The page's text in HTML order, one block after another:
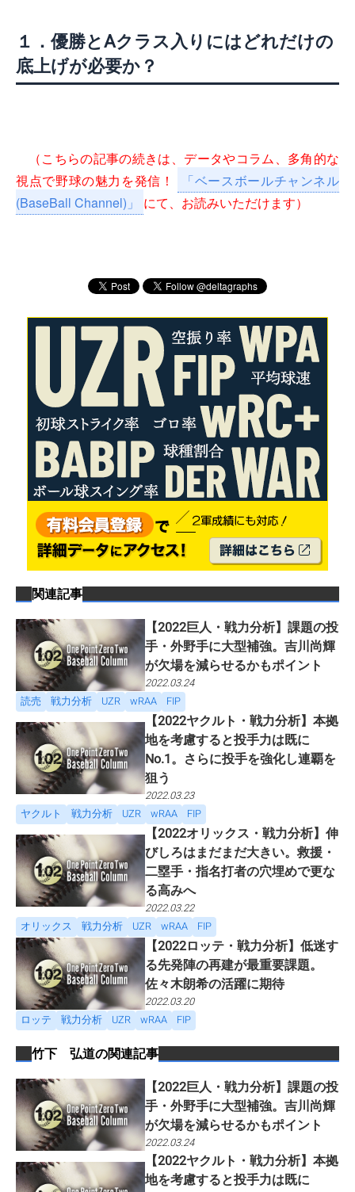
１．優勝とAクラス入りにはどれだけの
底上げが必要か？
（こちらの記事の続きは、データやコラム、多角的な
視点で野球の魅力を発信！
「ベースボールチャンネル
(BaseBall Channel)」
にて、お読みいただけます）
関連記事
【2022巨人・戦力分析】課題の投
手・外野手に大型補強。吉川尚輝
が欠場を減らせるかもポイント
2022.03.24
読売
戦力分析 UZR wRAA FIP
【2022ヤクルト・戦力分析】本拠
地を考慮すると投手力は既に
No.1。さらに投手を強化し連覇を
狙う
2022.03.23
ヤクルト
戦力分析 UZR wRAA FIP
【2022オリックス・戦力分析】伸
びしろはまだまだ大きい。救援・
二塁手・指名打者の穴埋めで更な
る高みへ
2022.03.22
オリックス
戦力分析 UZR wRAA FIP
【2022ロッテ・戦力分析】低迷す
る先発陣の再建が最重要課題。
佐々木朗希の活躍に期待
2022.03.20
ロッテ
戦力分析 UZR wRAA FIP
竹下 弘道の関連記事
【2022巨人・戦力分析】課題の投
手・外野手に大型補強。吉川尚輝
が欠場を減らせるかもポイント
2022.03.24
【2022ヤクルト・戦力分析】本拠
地を考慮すると投手力は既に